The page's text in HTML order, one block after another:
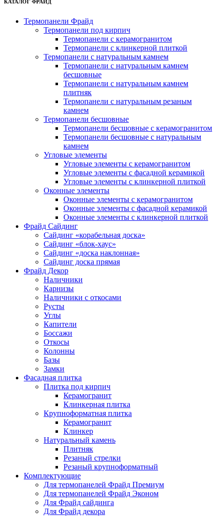
КАТАЛОГ ФРАЙД
Термопанели Фрайд
Термопанели под кирпич
Термопанели с керамогранитом
Термопанели с клинкерной плиткой
Термопанели с натуральным камнем
Термопанели с натуральным камнем
бесшовные
Термопанели с натуральным камнем
плитняк
Термопанели с натуральным резаным
камнем
Термопанели бесшовные
Термопанели бесшовные с керамогранитом
Термопанели бесшовные с натуральным
камнем
Угловые элементы
Угловые элементы с керамогранитом
Угловые элементы с фасадной керамикой
Угловые элементы с клинкерной плиткой
Оконные элементы
Оконные элементы с керамогранитом
Оконные элементы с фасадной керамикой
Оконные элементы с клинкерной плиткой
Фрайд Сайдинг
Сайдинг «корабельная доска»
Сайдинг «блок-хаус»
Сайдинг «доска наклонная»
Сайдинг доска прямая
Фрайд Декор
Наличники
Карнизы
Наличники с откосами
Русты
Углы
Капители
Боссажи
Откосы
Колонны
Базы
Замки
Фасадная плитка
Плитка под кирпич
Керамогранит
Клинкерная плитка
Крупноформатная плитка
Керамогранит
Клинкер
Натуральный камень
Плитняк
Резаный стрелки
Резаный крупноформатный
Комплектующие
Для термопанелей Фрайд Премиум
Для термопанелей Фрайд Эконом
Для Фрайд сайдинга
Для Фрайд декора